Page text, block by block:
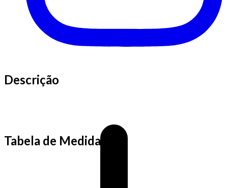
Descrição
Tabela de Medidas